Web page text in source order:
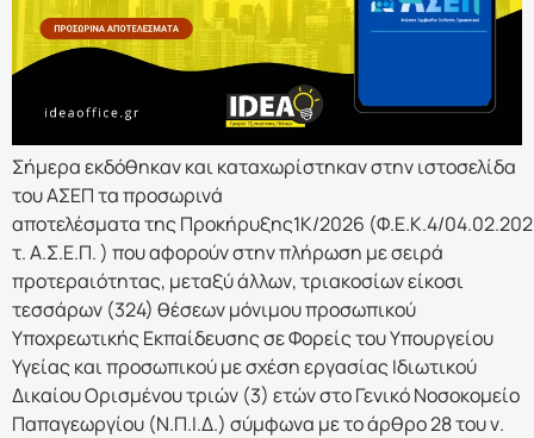
Σήμερα εκδόθηκαν και καταχωρίστηκαν στην ιστοσελίδα
του ΑΣΕΠ τα προσωρινά
αποτελέσματα της Προκήρυξης1Κ/2026 (Φ.Ε.Κ.4/
τ. Α.Σ.Ε.Π. ) που αφορoύν στην πλήρωση με σειρά
προτεραιότητας, μεταξύ άλλων, τριακοσίων είκοσι
τεσσάρων (324) θέσεων μόνιμου προσωπικού
Υποχρεωτικής Εκπαίδευσης σε Φορείς του Υπουργείου
Υγείας και προσωπικού με σχέση εργασίας Ιδιωτικού
Δικαίου Ορισμένου τριών (3) ετών στο Γενικό Νοσοκομείο
Παπαγεωργίου (Ν.Π.Ι.Δ.) σύμφωνα με το άρθρο 28 του ν.